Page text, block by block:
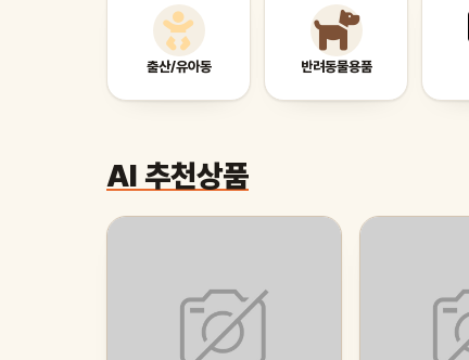
출산/유아동 반려동물용품
AI 추천상품